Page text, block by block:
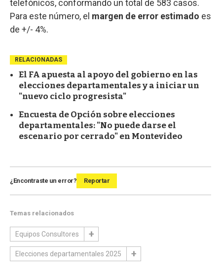
telefónicos, conformando un total de 583 casos.
Para este número, el margen de error estimado es
de +/- 4%.
RELACIONADAS
El FA apuesta al apoyo del gobierno en las
elecciones departamentales y a iniciar un
"nuevo ciclo progresista"
Encuesta de Opción sobre elecciones
departamentales: "No puede darse el
escenario por cerrado" en Montevideo
¿Encontraste un error? Reportar
Temas relacionados
Equipos Consultores
Elecciones departamentales 2025